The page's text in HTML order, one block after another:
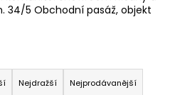
34/5 Obchodní pasáž, objekt
Nejdražší Nejprodávanější